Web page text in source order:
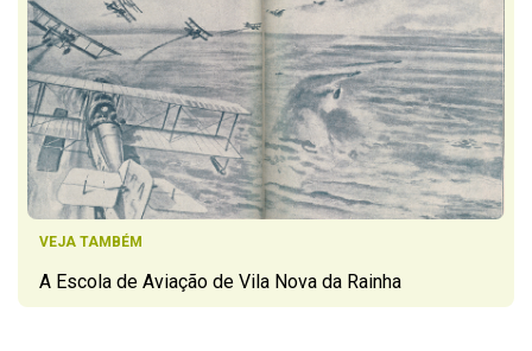
VEJA TAMBÉM
A Escola de Aviação de Vila Nova da Rainha